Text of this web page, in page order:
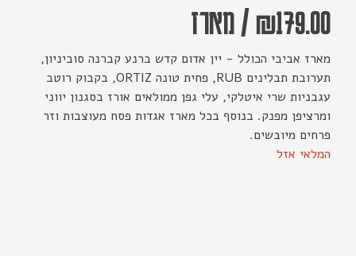
₪179.00
/מארז
מארז אביבי הכולל - יין אדום קדש ברנע קברנה סוביניון,
תערובת תבלינים RUB, פחית טונה ORTIZ, בקבוק רוטב
עגבניות שרי איטלקי, עלי גפן ממולאים אורז בסגנון יווני
ומרציפן מפנק. בנוסף בכל מארז אגדות פסח מעוצבות וזר
פרחים מיובשים.
המלאי אזל